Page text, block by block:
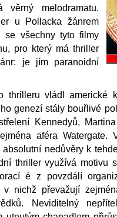
věrný melodramatu.
u Pollacka žánrem
se všechny tyto filmy
pro který má thriller
je jím paranoidní
thrilleru vládl americké
genezí stály bouřlivé
Kennedyů,
aféra Watergate.
nedůvěry k
thriller využívá motivu
é z povzdálí
v nichž převažují
Neviditelný